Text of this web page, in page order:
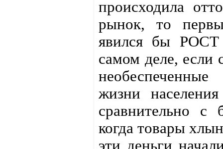
происходила
рынок, то
явился бы РОСТ
самом деле, если
жизни
сравнительно с
когда товары
эти деньги